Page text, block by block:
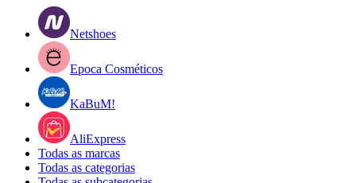
Netshoes
Epoca Cosméticos
KaBuM!
AliExpress
Todas as marcas
Todas as categorias